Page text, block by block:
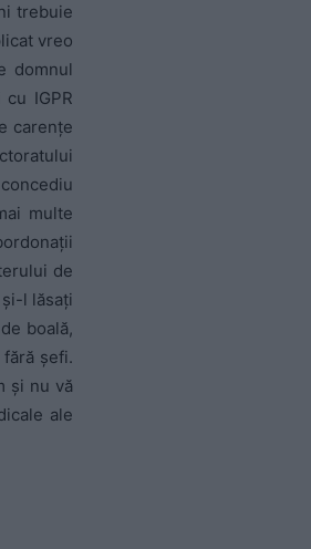
trebuie
vreo
domnul
IGPR
carenţe
multe
de
l lăsaţi
boală,
şefi.
şi nu vă
ale